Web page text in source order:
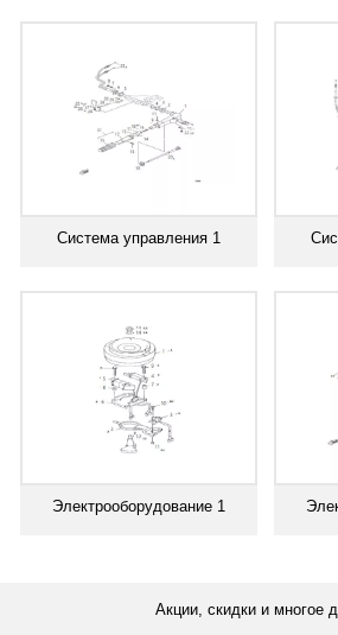
Система управления 1
Электрооборудование 1
Акции, скидки и многое